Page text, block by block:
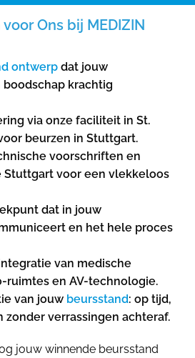
Ons bij MEDIZIN
ontwerp dat jouw
krachtig
via onze faciliteit in St.
beurzen in Stuttgart.
voorschriften en
Stuttgart voor een vlekkeloos
dat in jouw
en het hele proces
van medische
ruimtes en AV-technologie.
van jouw beursstand: op tijd,
zonder verrassingen achteraf.
jouw winnende beursstand